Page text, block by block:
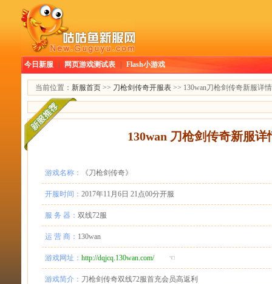
今日新服 网页游戏测试表 Flash小游戏
当前位置： 新服首页 >> 刀枪剑传奇开服表 >> 130wan刀枪剑传奇新服详情
130wan 刀枪剑传奇新服详
游戏名称： 《刀枪剑传奇》
开服时间： 2017年11月6日 21点00分开服
服 务 器： 双线72服
运 营 商： 130wan
游戏网址： http://dqjcq.130wan.com/☜
游戏简介： 刀枪剑传奇双线72服首充会员高返利